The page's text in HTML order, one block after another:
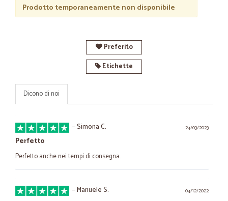
Prodotto temporaneamente non disponibile
Preferito
Etichette
Dicono di noi
24/03/2023
—Simona C.
Perfetto
Perfetto anche nei tempi di consegna.
04/12/2022
—Manuele S.